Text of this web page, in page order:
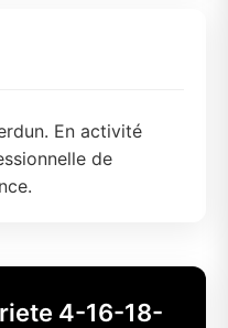
En activité
de
4-16-18-